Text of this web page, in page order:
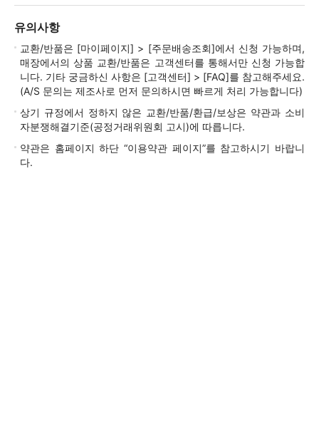
유의사항
교환/반품은 [마이페이지] > [주문배송조회]에서 신청 가능하며,
매장에서의 상품 교환/반품은 고객센터를 통해서만 신청 가능합
니다. 기타 궁금하신 사항은 [고객센터] > [FAQ]를 참고해주세요.
(A/S 문의는 제조사로 먼저 문의하시면 빠르게 처리 가능합니다)
상기 규정에서 정하지 않은 교환/반품/환급/보상은 약관과 소비
자분쟁해결기준(공정거래위원회 고시)에 따릅니다.
약관은 홈페이지 하단 “이용약관 페이지”를 참고하시기 바랍니
다.